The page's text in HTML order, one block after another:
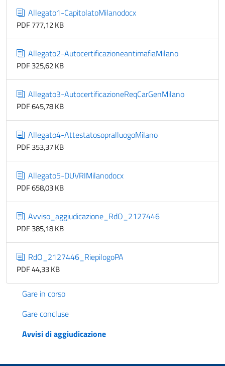
Allegato1-CapitolatoMilanodocx
PDF 777,12 KB
Allegato2-AutocertificazioneantimafiaMilano
PDF 325,62 KB
Allegato3-AutocertificazioneReqCarGenMilano
PDF 645,78 KB
Allegato4-AttestatosopralluogoMilano
PDF 353,37 KB
Allegato5-DUVRIMilanodocx
PDF 658,03 KB
Avviso_aggiudicazione_RdO_2127446
PDF 385,18 KB
RdO_2127446_RiepilogoPA
PDF 44,33 KB
Gare in corso
Gare concluse
Avvisi di aggiudicazione